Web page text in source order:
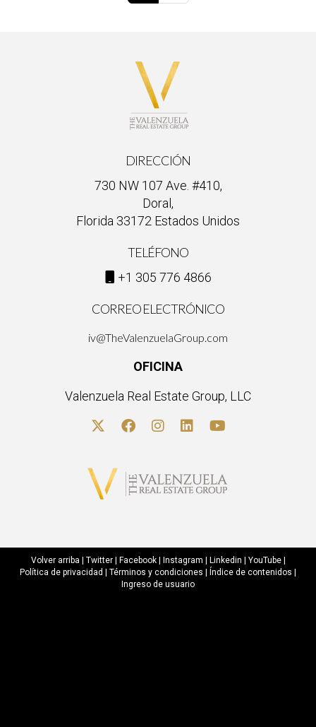
DIRECCIÓN
730 NW 107 Ave. #410,
Doral,
Florida 33172 Estados Unidos
TELÉFONO
+1 305 776 4866
CORREO ELECTRÓNICO
iv@TheValenzuelaGroup.com
OFICINA
Valenzuela Real Estate Group, LLC
Volver arriba Twitter| Facebook| Instagram Linkedin YouTube|
Política de privacidad
Términos y condiciones Índice de contenidos
Ingreso de usuario